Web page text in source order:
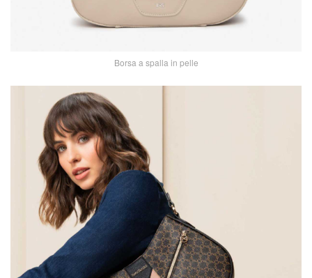
Borsa a spalla in pelle